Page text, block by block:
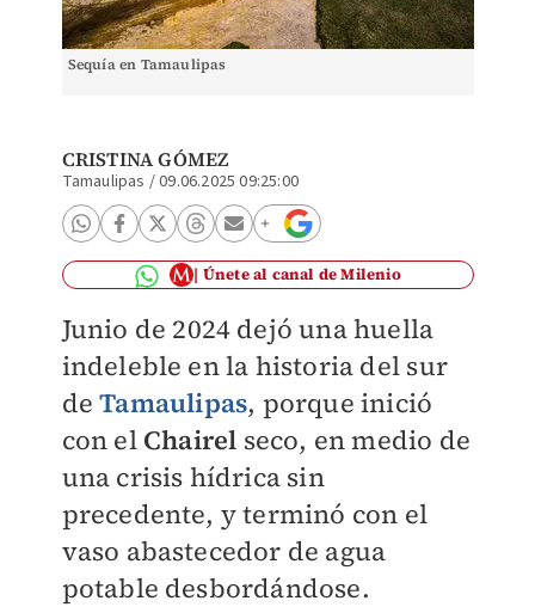
Sequía en Tamaulipas
CRISTINA GÓMEZ
Tamaulipas /09.06.2025 09:25:00
Únete al canal de Milenio
Junio de 2024 dejó una huella
indeleble en la historia del sur
deTamaulipas, porque inició
con el Chairel seco, en medio de
una crisis hídrica sin
precedente, y terminó con el
vaso abastecedor de agua
potable desbordándose.